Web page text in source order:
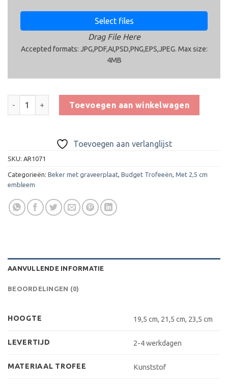
Select files
Drag File Here
Accepted formats: JPG,PDF,AI,PSD,PNG,EPS,JPEG. Max size:
4MB
Toevoegen aan winkelwagen
Toevoegen aan verlanglijst
SKU: AR1071
Categorieën: Beker met graveerplaat, Budget Trofeeën, Met 2,5 cm
embleem
AANVULLENDE INFORMATIE
BEOORDELINGEN (0)
HOOGTE 19,5 cm, 21,5 cm, 23,5 cm
LEVERTIJD 2-4 werkdagen
MATERIAAL TROFEE Kunststof